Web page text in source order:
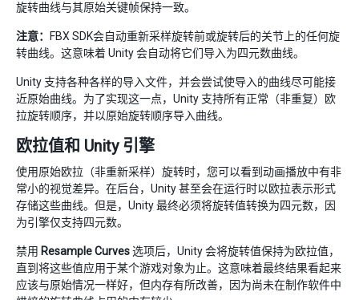
旋转曲线与其原始关键帧保持一致。
注意：
FBX SDK会自动重新采样旋转前或旋转后的关节上的任何旋
转曲线。这意味着 Unity 会自动将它们导入为四元数曲线。
Unity 支持各种各样的导入文件，并会尝试使导入的曲线尽可能接
近原始曲线。为了实现这一点，Unity 支持所有正常（非重复）欧
拉旋转顺序，并以原始旋转顺序导入曲线。
欧拉值和 Unity 引擎
使用原始欧拉（非重新采样）旋转时，您可以看到动画播放中有非
常小的视觉差异。在后台，Unity 甚至会在运行时以欧拉表示形式
存储这些曲线。但是，Unity 最终必须将旋转值转换为四元数，因
为引擎仅支持四元数。
禁用 Resample Curves选项后，Unity 会将旋转值保持为欧拉值，
直到将这些值应用于某个游戏对象为止。这意味着最终结果看起来
应该与原始情况一样好，但内存有所改善，因为尚未在制作软件中